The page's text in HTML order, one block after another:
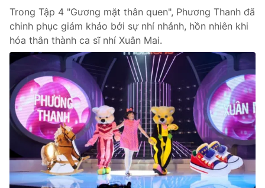
Tổng đài VTV:
024.38 355 931 - 024.38 355 932
Ðiện thoại Thời báo VTV: 024.66 897 897
Email:toasoan@vtv.vn
Liên hệ quảng cáo:024-7300.7108
Trong Tập 4 "Gương mặt thân quen", Phương Thanh đã
chinh phục giám khảo bởi sự nhí nhảnh, hồn nhiên khi
hóa thân thành ca sĩ nhí Xuân Mai.